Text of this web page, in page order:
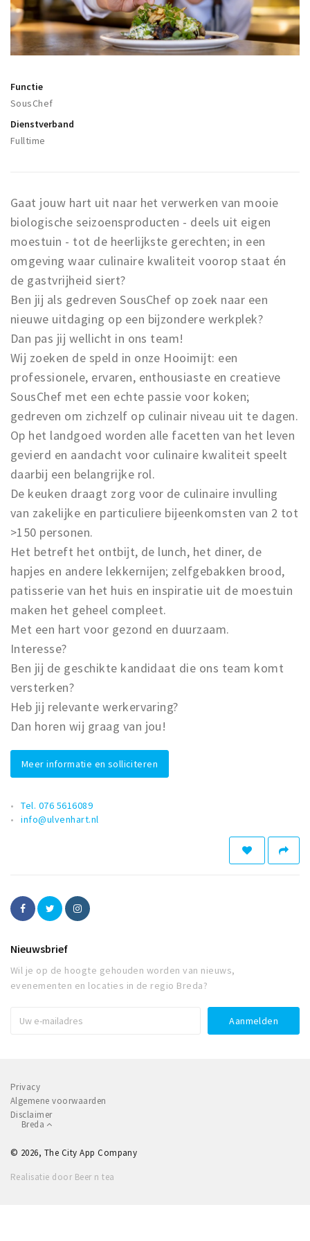
Winkelgebieden
Parkeren
Musea, theaters & podia
Uitjes & activiteiten
Toeristische routes
Sport
Privacy
Inloggen
Functie
SousChef
Dienstverband
Fulltime
Gaat jouw hart uit naar het verwerken van mooie
biologische seizoensproducten - deels uit eigen
moestuin - tot de heerlijkste gerechten; in een
omgeving waar culinaire kwaliteit voorop staat én
de gastvrijheid siert?
Ben jij als gedreven SousChef op zoek naar een
nieuwe uitdaging op een bijzondere werkplek?
Dan pas jij wellicht in ons team!
Wij zoeken de speld in onze Hooimijt: een
professionele, ervaren, enthousiaste en creatieve
SousChef met een echte passie voor koken;
gedreven om zichzelf op culinair niveau uit te dagen.
Op het landgoed worden alle facetten van het leven
gevierd en aandacht voor culinaire kwaliteit speelt
daarbij een belangrijke rol.
De keuken draagt zorg voor de culinaire invulling
van zakelijke en particuliere bijeenkomsten van 2 tot
>150 personen.
Het betreft het ontbijt, de lunch, het diner, de
hapjes en andere lekkernijen; zelfgebakken brood,
patisserie van het huis en inspiratie uit de moestuin
maken het geheel compleet.
Met een hart voor gezond en duurzaam.
Interesse?
Ben jij de geschikte kandidaat die ons team komt
versterken?
Heb jij relevante werkervaring?
Dan horen wij graag van jou!
Meer informatie en solliciteren
Tel. 076 5616089
info@ulvenhart.nl
Nieuwsbrief
Wil je op de hoogte gehouden worden van nieuws,
evenementen en locaties in de regio Breda?
Privacy
Algemene voorwaarden
Disclaimer
Breda
© 2026, The City App Company
Realisatie door Beer n tea